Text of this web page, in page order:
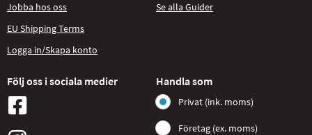
Jobba hos oss
EU Shipping Terms
Logga in/Skapa konto
Se alla Guider
Följ oss i sociala medier Handla som
Privat (ink. moms)
Företag (ex. moms)